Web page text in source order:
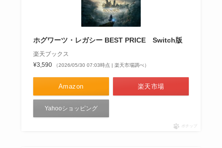
ホグワーツ・レガシー BEST PRICE Switch版
楽天ブックス
¥3,590
（2026/05/30 07:03時点 | 楽天市場調べ）
Amazon 楽天市場
Yahooショッピング
ポチップ